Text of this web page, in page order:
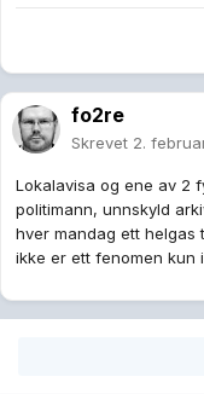
fo2re
Skrevet 2.
Lokalavisa og ene av 2
politimann, unnskyld
hver mandag ett helgas
ikke er ett fenomen kun